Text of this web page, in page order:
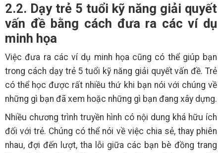
2.2. Dạy trẻ 5 tuổi kỹ năng giải quyết
vấn đề bằng cách đưa ra các ví dụ
minh họa
Việc đưa ra các ví dụ minh họa cũng có thể giúp bạn
trong cách dạy trẻ 5 tuổi kỹ năng giải quyết vấn đề. Trẻ
có thể học được rất nhiều thứ khi bạn nói với chúng về
những gì bạn đã xem hoặc những gì bạn đang xây dựng.
Nhiều chương trình truyền hình có nội dung khá hữu ích
đối với trẻ. Chúng có thể nói về việc chia sẻ, thay phiên
nhau, đợi đến lượt, tha lỗi giữa các bạn bè đồng trang